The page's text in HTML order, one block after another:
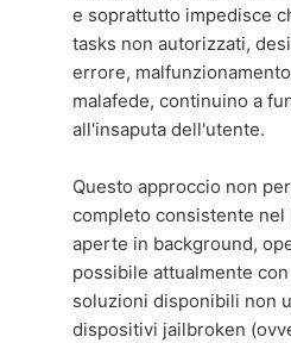
e soprattutto impedisce
tasks non autorizzati,
errore,
malafede, continuino a
all'insaputa dell'utente.
Questo approccio non
completo consistente
aperte in background,
possibile attualmente
soluzioni disponibili non
dispositivi jailbroken